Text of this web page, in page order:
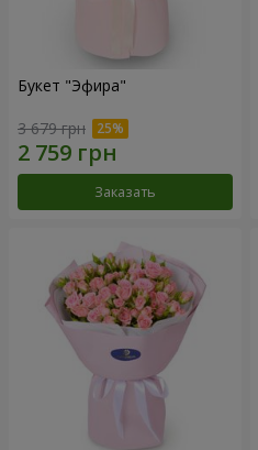
Букет "Эфира"
3 679 грн
Заказать